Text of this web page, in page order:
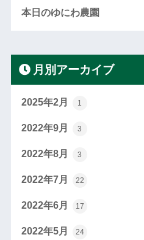
本日のゆにわ農園
月別アーカイブ
2025年2月 1
2022年9月 3
2022年8月 3
2022年7月 22
2022年6月 17
2022年5月 24